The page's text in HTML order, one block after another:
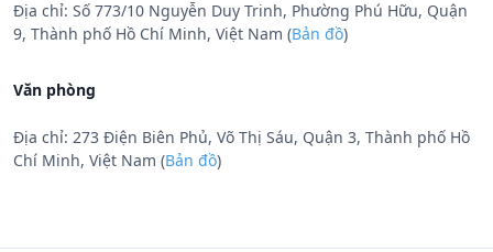
Địa chỉ: Số 773/10 Nguyễn Duy Trinh, Phường Phú Hữu, Quận
9, Thành phố Hồ Chí Minh, Việt Nam (Bản đồ)
Văn phòng
Địa chỉ: 273 Điện Biên Phủ, Võ Thị Sáu, Quận 3, Thành phố Hồ
Chí Minh, Việt Nam (Bản đồ)